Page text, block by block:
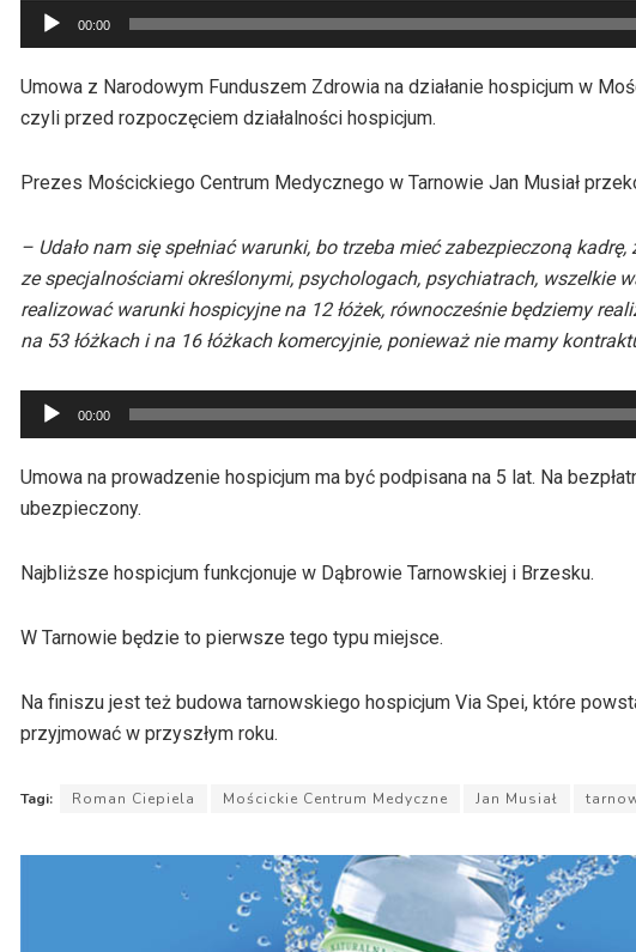
Odtwarzacz
plików
dźwiękowych
00:00
Umowa z Narodowym Funduszem Zdrowia na działanie hospicjum w
czyli przed rozpoczęciem działalności hospicjum.
Prezes Mościckiego Centrum Medycznego w Tarnowie Jan Musiał
– Udało nam się spełniać warunki, bo trzeba mieć zabezpieczoną
ze specjalnościami określonymi, psychologach, psychiatrach, wszelkie
realizować warunki hospicyjne na 12 łóżek, równocześnie będziemy
na 53 łóżkach i na 16 łóżkach komercyjnie, ponieważ nie mamy
Odtwarzacz
plików
dźwiękowych
00:00
Umowa na prowadzenie hospicjum ma być podpisana na 5 lat. Na
ubezpieczony.
Najbliższe hospicjum funkcjonuje w Dąbrowie Tarnowskiej i Brzesku.
W Tarnowie będzie to pierwsze tego typu miejsce.
Na finiszu jest też budowa tarnowskiego hospicjum Via Spei, które
przyjmować w przyszłym roku.
Tagi: Roman Ciepiela Mościckie Centrum Medyczne Jan Musiał